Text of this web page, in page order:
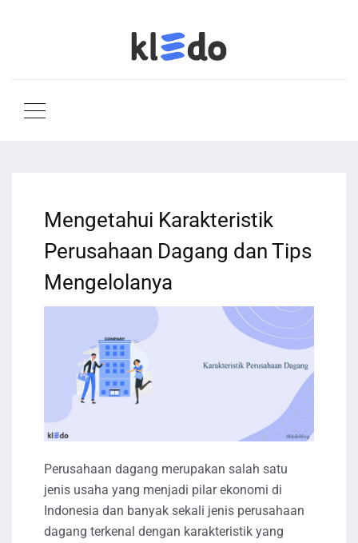
Mengetahui Karakteristik
Perusahaan Dagang dan Tips
Mengelolanya
Perusahaan dagang merupakan salah satu
jenis usaha yang menjadi pilar ekonomi di
Indonesia dan banyak sekali jenis perusahaan
dagang terkenal dengan karakteristik yang